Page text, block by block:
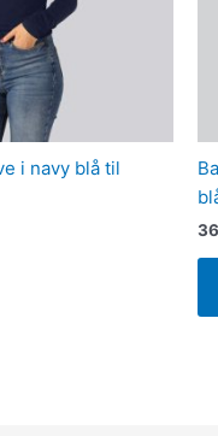
i navy blå til